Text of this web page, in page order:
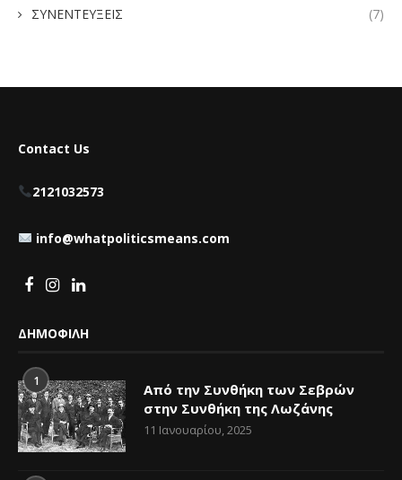
ΣΥΝΕΝΤΕΥΞΕΙΣ (7)
Contact Us
2121032573
info@whatpoliticsmeans.com
ΔΗΜΟΦΙΛΗ
1
Από την Συνθήκη των Σεβρών
στην Συνθήκη της Λωζάνης
11 Ιανουαρίου, 2025